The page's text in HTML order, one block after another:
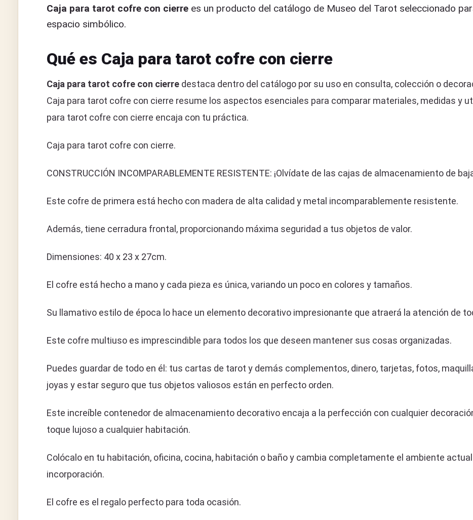
Caja para tarot cofre con cierre es un producto del catálogo de Museo del Tarot seleccionado
espacio simbólico.
Qué es Caja para tarot cofre con cierre
Caja para tarot cofre con cierre destaca dentro del catálogo por su uso en consulta, colección o
Caja para tarot cofre con cierre resume los aspectos esenciales para comparar materiales, medidas y
para tarot cofre con cierre encaja con tu práctica.
Caja para tarot cofre con cierre.
CONSTRUCCIÓN INCOMPARABLEMENTE RESISTENTE: ¡Olvídate de las cajas de almacenamiento de
Este cofre de primera está hecho con madera de alta calidad y metal incomparablemente resistente.
Además, tiene cerradura frontal, proporcionando máxima seguridad a tus objetos de valor.
Dimensiones: 40 x 23 x 27cm.
El cofre está hecho a mano y cada pieza es única, variando un poco en colores y tamaños.
Su llamativo estilo de época lo hace un elemento decorativo impresionante que atraerá la atención de
Este cofre multiuso es imprescindible para todos los que deseen mantener sus cosas organizadas.
Puedes guardar de todo en él: tus cartas de tarot y demás complementos, dinero, tarjetas, fotos,
joyas y estar seguro que tus objetos valiosos están en perfecto orden.
Este increíble contenedor de almacenamiento decorativo encaja a la perfección con cualquier
toque lujoso a cualquier habitación.
Colócalo en tu habitación, oficina, cocina, habitación o baño y cambia completamente el ambiente
incorporación.
El cofre es el regalo perfecto para toda ocasión.